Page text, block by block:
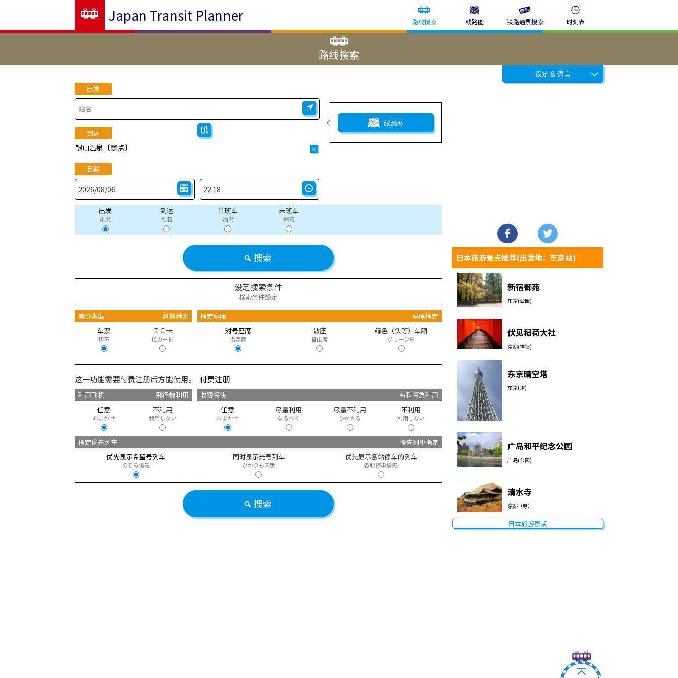
Japan Transit Planner 路线搜索 线路图 铁路通票搜索 时刻表
路线搜索
设定 & 语言
出发
到达
银山温泉〔景点〕 ×
线路图
日期
出发
出発
到达
到着
首班车
始発
末班车
終電
搜索
设定搜索条件
検索条件設定
票价类型
運賃種類
车票
切符
ＩＣ卡
ICカード
指定座席
座席指定
对号座席
指定席
散座
自由席
绿色（头等）车厢
グリーン車
这一功能需要付费注册后方能使用。 付费注册
利用飞机
飛行機利用
任意
おまかせ
不利用
利用しない
收费特快
有料特急利用
任意
おまかせ
尽量利用
なるべく
尽量不利用
ひかえる
不利用
利用しない
指定优先列车
優先列車指定
优先显示希望号列车
のぞみ優先
同时显示光号列车
ひかりも表示
优先显示各站停车的列车
各駅停車優先
搜索
日本旅游景点推荐(出发地：东京站)
新宿御苑
东京(公园)
伏见稻荷大社
京都(神社)
东京晴空塔
东京(塔)
广岛和平纪念公园
广岛(公园)
清水寺
京都（寺）
日本旅游景点